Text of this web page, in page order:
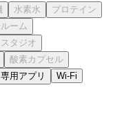
専用アプリ
Wi-Fi